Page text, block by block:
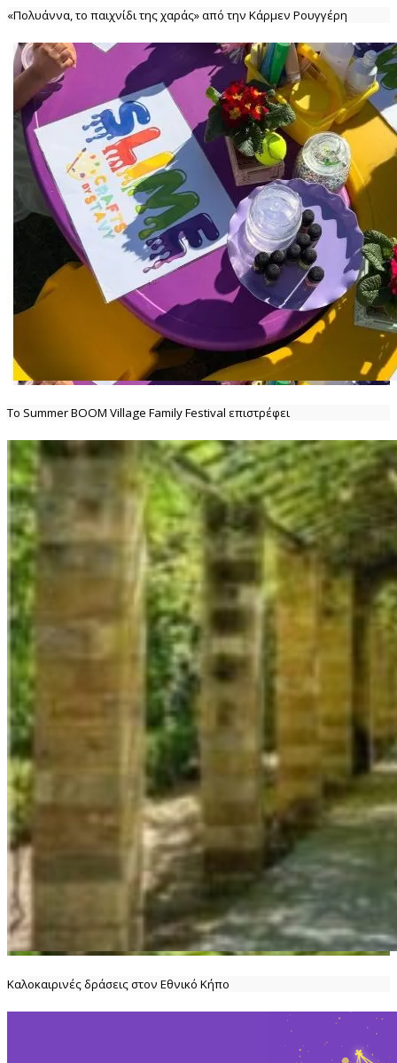
«Πολυάννα, το παιχνίδι της χαράς» από την Κάρμεν Ρουγγέρη
Το Summer BOOM Village Family Festival επιστρέφει
Καλοκαιρινές δράσεις στον Εθνικό Κήπο